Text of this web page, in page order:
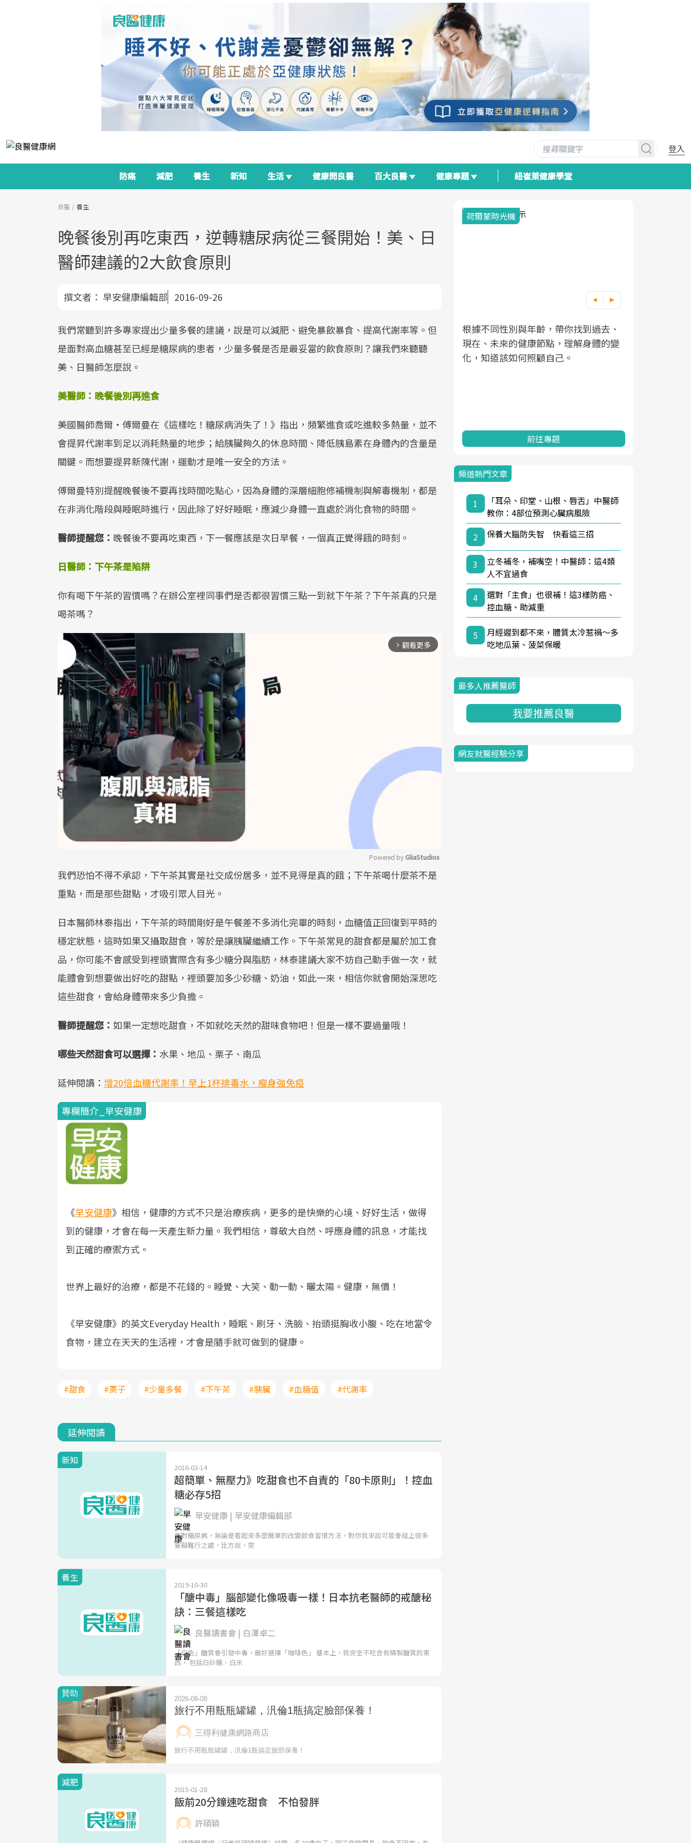
登入
防癌 減肥 養生 新知 生活 健康問良醫 百大良醫 健康專題 紐崔萊健康學堂
良醫 養生
晚餐後別再吃東西，逆轉糖尿病從三餐開始！美、日
醫師建議的2大飲食原則
撰文者： 早安健康編輯部 2016-09-26
我們常聽到許多專家提出少量多餐的建議，說是可以減肥、避免暴飲暴食、提高代謝率等。但
是面對高血糖甚至已經是糖尿病的患者，少量多餐是否是最妥當的飲食原則？讓我們來聽聽
美、日醫師怎麼說。
美醫師：晚餐後別再進食
美國醫師喬爾‧傅爾曼在《這樣吃！糖尿病消失了！》指出，頻繁進食或吃進較多熱量，並不
會提昇代謝率到足以消耗熱量的地步；給胰臟夠久的休息時間、降低胰島素在身體內的含量是
關鍵。而想要提昇新陳代謝，運動才是唯一安全的方法。
傅爾曼特別提醒晚餐後不要再找時間吃點心，因為身體的深層細胞修補機制與解毒機制，都是
在非消化階段與睡眠時進行，因此除了好好睡眠，應減少身體一直處於消化食物的時間。
醫師提醒您： 晚餐後不要再吃東西，下一餐應該是次日早餐，一個真正覺得餓的時刻。
日醫師：下午茶是陷阱
你有喝下午茶的習慣嗎？在辦公室裡同事們是否都很習慣三點一到就下午茶？下午茶真的只是
喝茶嗎？
arrow_forward_ios 觀看更多
Powered by GliaStudios
我們恐怕不得不承認，下午茶其實是社交成份居多，並不見得是真的餓；下午茶喝什麼茶不是
重點，而是那些甜點，才吸引眾人目光。
日本醫師林泰指出，下午茶的時間剛好是午餐差不多消化完畢的時刻，血糖值正回復到平時的
穩定狀態，這時如果又攝取甜食，等於是讓胰臟繼續工作。下午茶常見的甜食都是屬於加工食
品，你可能不會感受到裡頭實際含有多少糖分與脂肪，林泰建議大家不妨自己動手做一次，就
能體會到想要做出好吃的甜點，裡頭要加多少砂糖、奶油，如此一來，相信你就會開始深思吃
這些甜食，會給身體帶來多少負擔。
醫師提醒您： 如果一定想吃甜食，不如就吃天然的甜味食物吧！但是一樣不要過量哦！
哪些天然甜食可以選擇： 水果、地瓜、栗子、南瓜
延伸閱讀： 增20倍血糖代謝率！早上1杯排毒水，瘦身強免疫
專欄簡介_早安健康
《早安健康》相信，健康的方式不只是治療疾病，更多的是快樂的心境、好好生活，做得
到的健康，才會在每一天產生新力量。我們相信，尊敬大自然、呼應身體的訊息，才能找
到正確的療禦方式。
世界上最好的治療，都是不花錢的。睡覺、大笑、動一動、曬太陽。健康，無價！
《早安健康》的英文Everyday Health，睡眠、刷牙、洗臉、抬頭挺胸收小腹、吃在地當令
食物，建立在天天的生活裡，才會是隨手就可做到的健康。
#甜食 #栗子 #少量多餐 #下午茶 #胰臟 #血糖值 #代謝率
延伸閱讀
新知
2016-03-14
超簡單、無壓力》吃甜食也不自責的「80卡原則」！控血
糖必存5招
早安健康 | 早安健康編輯部
面對糖尿病，無論是看起來多麼簡單的改變飲食習慣方法，對你我來說可能會碰上很多
窒礙難行之處，比方說，突
養生
2019-10-30
「醣中毒」腦部變化像吸毒一樣！日本抗老醫師的戒醣秘
訣：三餐這樣吃
良醫讀書會 | 白澤卓二
「白色」醣質會引發中毒，最好選擇「咖啡色」 基本上，我完全不吃含有精製醣質的東
西， 包括白砂糖、白米
減肥
2015-01-28
飯前20分鐘速吃甜食 不怕發胖
許碩穎
面對超高齡社會的浪潮，台灣正在快速
邁向「健康照護」的新時代。隨著國家
政策如「健康台灣推動委員會」與「長
前往專題
2025年，就到良醫生活祭體驗「一站式
健康新生活」，從講座、體驗到運動，
全面啟動你的健康革命！
前往專題
良醫健康網從「換季的身體變化」出
發，透過醫學觀點與日常感受的對話，
建立對亞健康的認知，進而引導實際的
前往專題
荷爾蒙時光機
根據不同性別與年齡，帶你找到過去、
現在、未來的健康節點，理解身體的變
化，知道該如何照顧自己。
前往專題
頻道熱門文章
1
「耳朵、印堂、山根、唇舌」中醫師
教你：4部位預測心臟病風險
2
保養大腦防失智 快看這三招
3
立冬補冬，補嘴空！中醫師：這4類
人不宜過食
4
選對「主食」也很補！這3樣防癌、
控血糖、助減重
5
月經遲到都不來，體質太冷惹禍〜多
吃地瓜葉、菠菜保暖
最多人推薦醫師
我要推薦良醫
網友就醫經驗分享